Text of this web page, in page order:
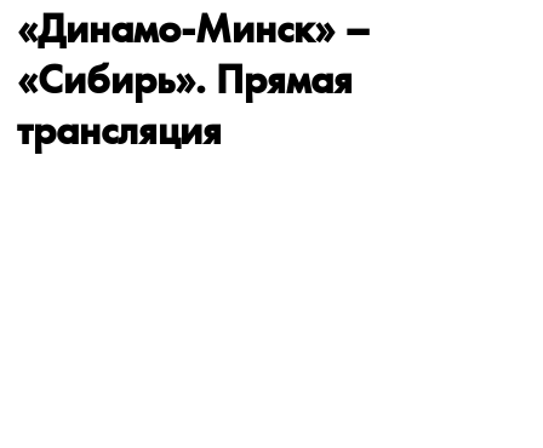
«Динамо-Минск» –
«Сибирь». Прямая
трансляция